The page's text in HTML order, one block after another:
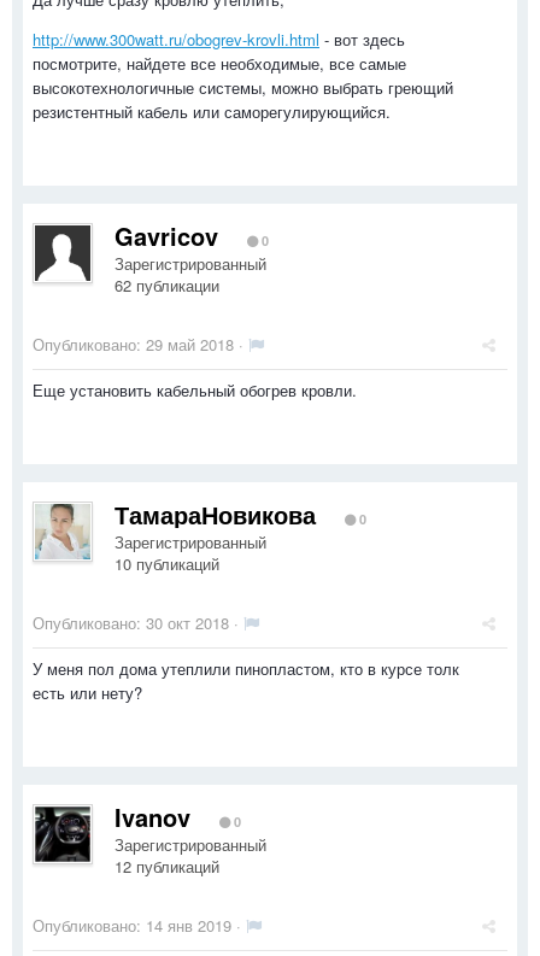
http://www.300watt.ru/obogrev-krovli.html - вот здесь
посмотрите, найдете все необходимые, все самые
высокотехнологичные системы, можно выбрать греющий
резистентный кабель или саморегулирующийся.
Gavricov 0
Зарегистрированный
62 публикации
Опубликовано: 29 май 2018 ·
Еще установить кабельный обогрев кровли.
ТамараНовикова 0
Зарегистрированный
10 публикаций
Опубликовано: 30 окт 2018 ·
У меня пол дома утеплили пинопластом, кто в курсе толк
есть или нету?
Ivanov 0
Зарегистрированный
12 публикаций
Опубликовано: 14 янв 2019 ·